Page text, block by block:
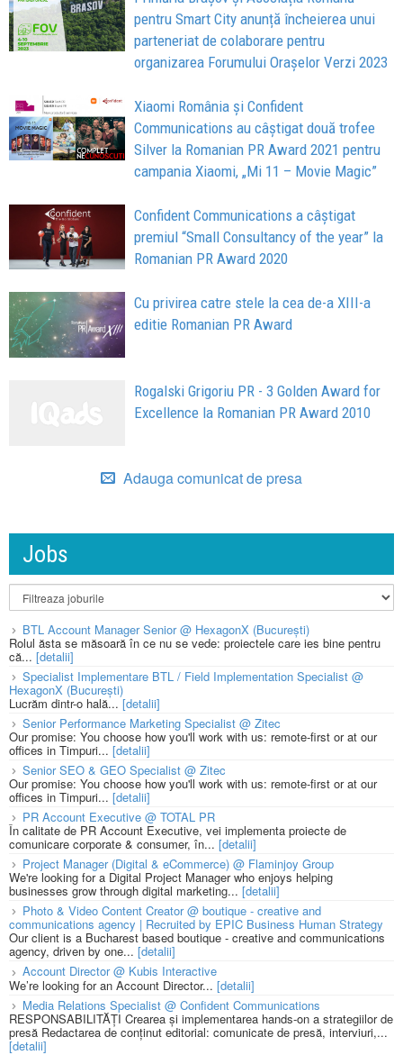
pentru Smart City anunță încheierea unui
parteneriat de colaborare pentru
organizarea Forumului Orașelor Verzi 2023
Xiaomi România și Confident
Communications au câștigat două trofee
Silver la Romanian PR Award 2021 pentru
campania Xiaomi, „Mi 11 – Movie Magic”
Confident Communications a câștigat
premiul “Small Consultancy of the year” la
Romanian PR Award 2020
Cu privirea catre stele la cea de-a XIII-a
editie Romanian PR Award
Rogalski Grigoriu PR - 3 Golden Award for
Excellence la Romanian PR Award 2010
Adauga comunicat de presa
Jobs
BTL Account Manager Senior @ HexagonX (București)
Rolul ăsta se măsoară în ce nu se vede: proiectele care ies bine pentru
că... [detalii]
Specialist Implementare BTL / Field Implementation Specialist @
HexagonX (București)
Lucrăm dintr-o hală...[detalii]
Senior Performance Marketing Specialist @ Zitec
Our promise: You choose how you'll work with us: remote-first or at our
offices in Timpuri... [detalii]
Senior SEO & GEO Specialist @ Zitec
Our promise: You choose how you'll work with us: remote-first or at our
offices in Timpuri... [detalii]
PR Account Executive @ TOTAL PR
În calitate de PR Account Executive, vei implementa proiecte de
comunicare corporate & consumer, în... [detalii]
Project Manager (Digital & eCommerce) @ Flaminjoy Group
We're looking for a Digital Project Manager who enjoys helping
businesses grow through digital marketing... [detalii]
Photo & Video Content Creator @ boutique - creative and
communications agency | Recruited by EPIC Business Human Strategy
Our client is a Bucharest based boutique - creative and communications
agency, driven by one... [detalii]
Account Director @ Kubis Interactive
We’re looking for an Account Director... [detalii]
Media Relations Specialist @ Confident Communications
RESPONSABILITĂȚI Crearea și implementarea hands-on a strategiilor de
presă Redactarea de conținut editorial: comunicate de presă, interviuri,...
[detalii]